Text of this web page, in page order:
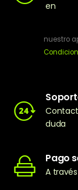
en
nuestro
duda
Pago
A